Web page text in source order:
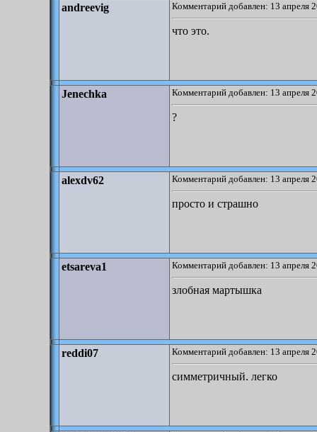
andreevig Комментарий добавлен: 13 апреля
что это.
Jenechka Комментарий добавлен: 13 апреля
?
alexdv62 Комментарий добавлен: 13 апреля
просто и страшно
etsareva1 Комментарий добавлен: 13 апреля
злобная мартышка
reddi07 Комментарий добавлен: 13 апреля
симметричный. легко